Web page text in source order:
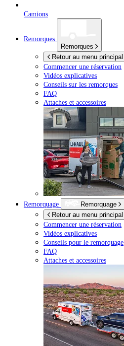
Camions
Remorques
Remorques
Retour au menu principal
Commencer une réservation
Vidéos explicatives
Conseils sur les remorques
FAQ
Attaches et accessoires
Remorquage
Remorquage
Retour au menu principal
Commencer une réservation
Vidéos explicatives
Conseils pour le remorquage
FAQ
Attaches et accessoires